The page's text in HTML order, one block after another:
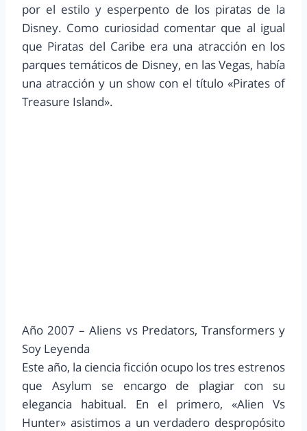
por el estilo y esperpento de los piratas de la
Disney. Como curiosidad comentar que al igual
que Piratas del Caribe era una atracción en los
parques temáticos de Disney, en las Vegas, había
una atracción y un show con el título «Pirates of
Treasure Island».
Año 2007 – Aliens vs Predators, Transformers y
Soy Leyenda
Este año, la ciencia ficción ocupo los tres estrenos
que Asylum se encargo de plagiar con su
elegancia habitual. En el primero, «Alien Vs
Hunter» asistimos a un verdadero despropósito